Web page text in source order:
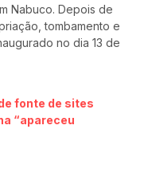
Nabuco. Depois de
tombamento e
no dia 13 de
fonte de sites
“apareceu